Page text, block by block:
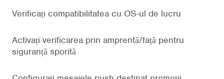
Verificați compatibilitatea cu OS-ul de lucru
Activați verificarea prin amprentă/față pentru
siguranță sporită